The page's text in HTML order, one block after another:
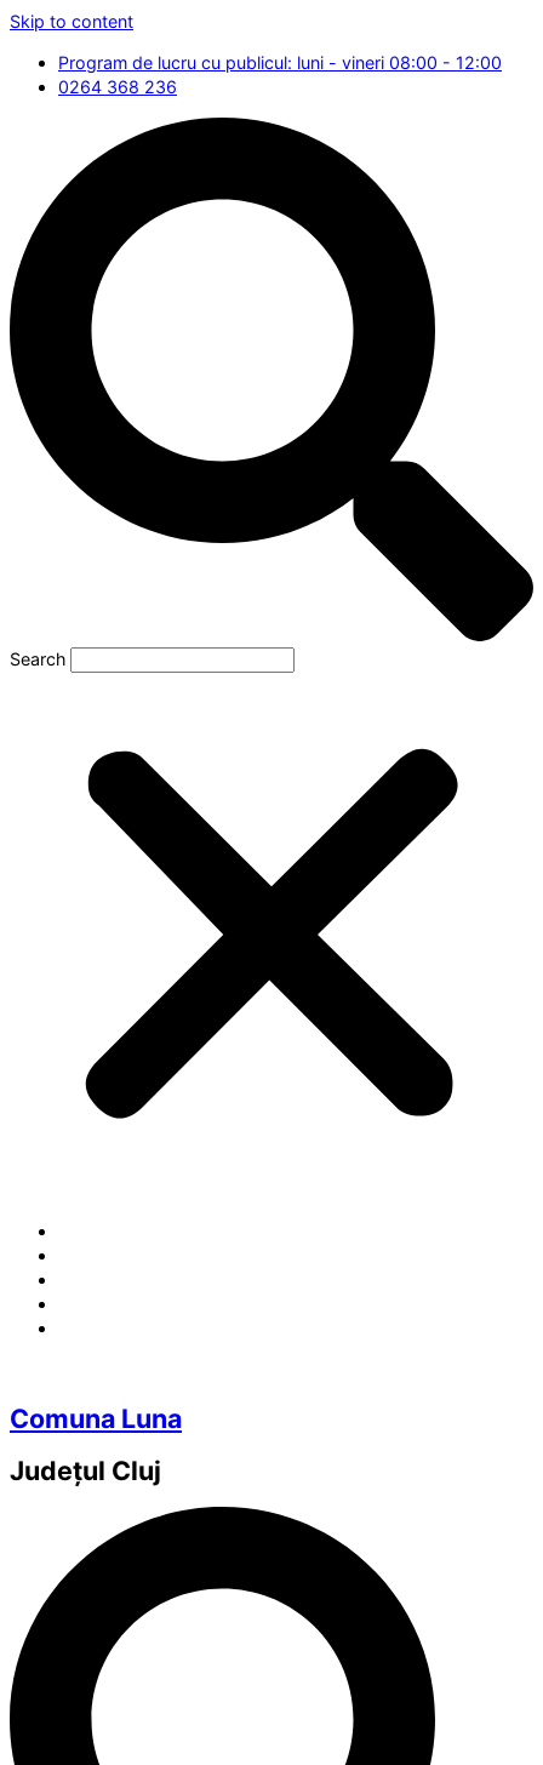
Skip to content
Program de lucru cu publicul: luni - vineri 08:00 - 12:00
0264 368 236
Search
Comuna Luna
Județul Cluj